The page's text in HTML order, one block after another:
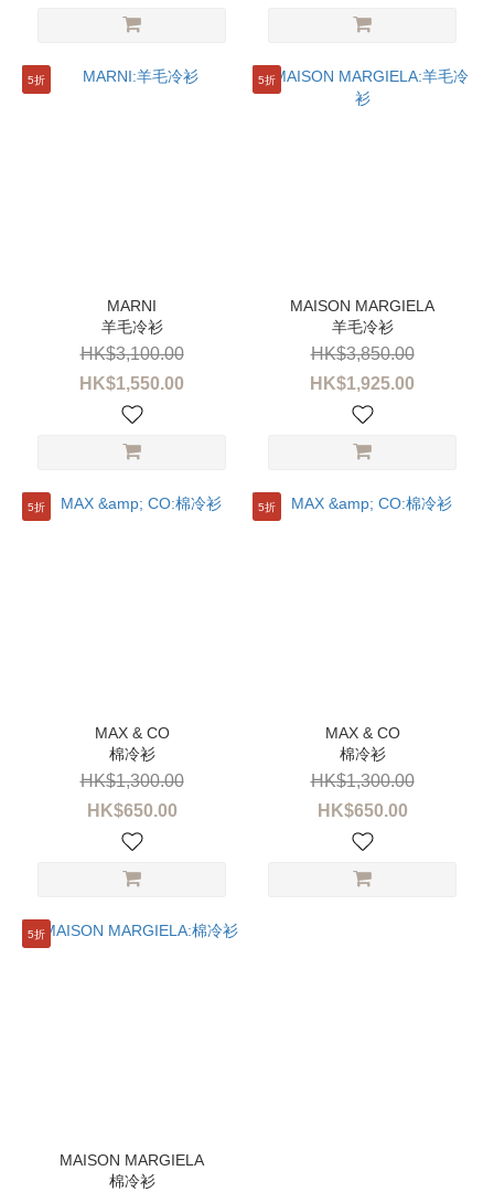
5折
羊毛冷衫
HK$1,550.00
HK$3,100.00
5折
羊毛冷衫
HK$1,925.00
HK$3,850.00
5折
棉冷衫
HK$650.00
HK$1,300.00
5折
棉冷衫
HK$650.00
HK$1,300.00
5折
棉冷衫